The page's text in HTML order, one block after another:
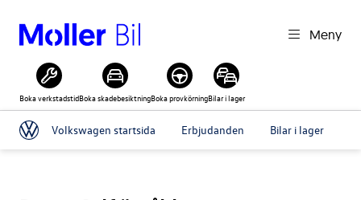
Meny
Boka verkstadstidBoka skadebesiktningBoka provkörningBilar i lager
Volkswagen startsida Erbjudanden Bilar i lager